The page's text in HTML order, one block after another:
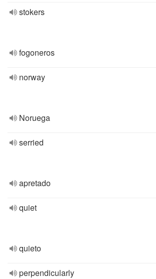
stokers
fogoneros
norway
Noruega
serried
apretado
quiet
quieto
perpendicularly